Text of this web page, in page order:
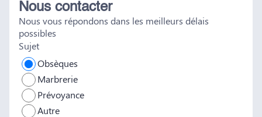
tout a été fait dans les règles. Tous nos vœux de réussite à
vous et à vos futurs clients. Cordialement famille
HERNANDEZ
Nous contacter
Nous vous répondons dans les meilleurs délais
possibles
Sujet
Obsèques
Marbrerie
Prévoyance
Autre